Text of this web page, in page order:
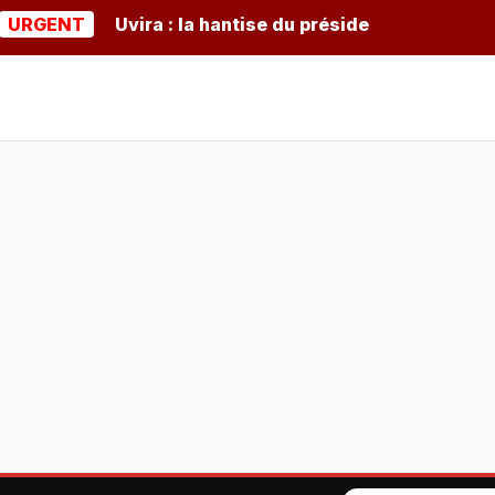
Uvira : la hantise du président burundais